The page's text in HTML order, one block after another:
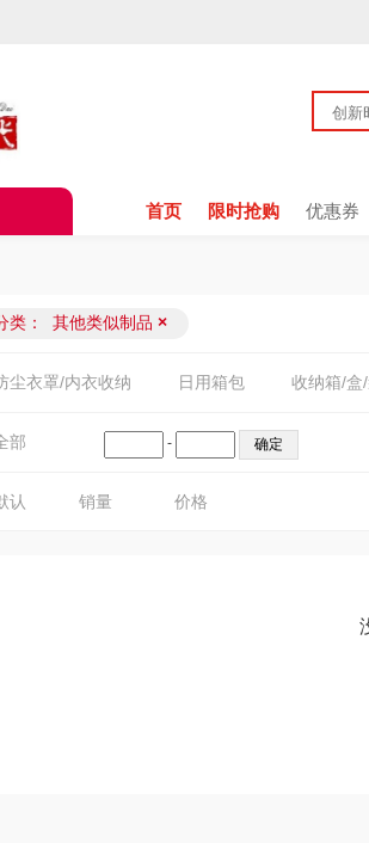
首页 限时抢购 优惠券
类： 其他类似制品 ×
尘衣罩/内衣收纳 日用箱包 收纳箱/盒
部 -
认 销量 价格